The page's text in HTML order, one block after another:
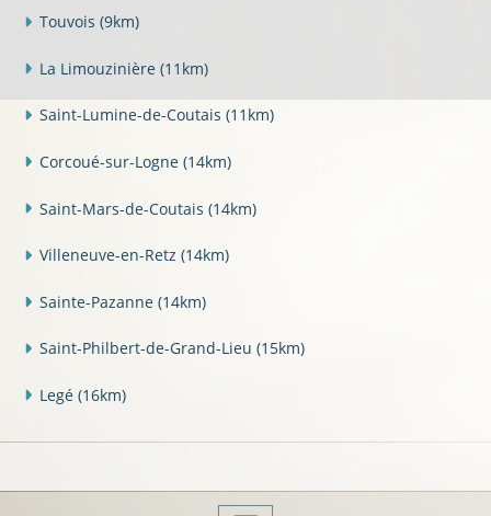
Touvois (9km)
La Limouzinière (11km)
Saint-Lumine-de-Coutais (11km)
Corcoué-sur-Logne (14km)
Saint-Mars-de-Coutais (14km)
Villeneuve-en-Retz (14km)
Sainte-Pazanne (14km)
Saint-Philbert-de-Grand-Lieu (15km)
Legé (16km)